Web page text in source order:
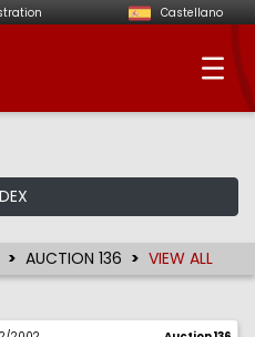
Castellano
-
AUCTION 136 VIEW ALL